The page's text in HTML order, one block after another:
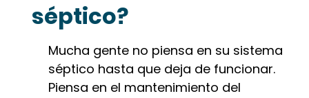
séptico?
Mucha gente no piensa en su sistema
séptico hasta que deja de funcionar.
Piensa en el mantenimiento del